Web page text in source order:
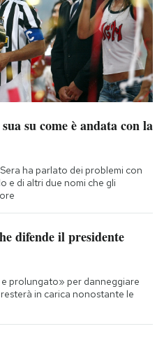
su come è andata con la
ha parlato dei problemi con
e di altri due nomi che gli
difende il presidente
prolungato» per danneggiare
in carica nonostante le